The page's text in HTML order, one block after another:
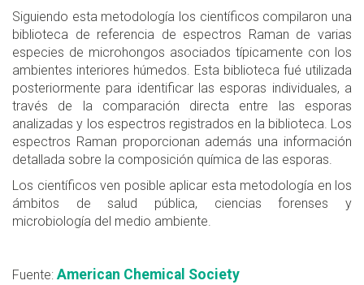
Siguiendo esta metodología los científicos compilaron una
biblioteca de referencia de espectros Raman de varias
especies de microhongos asociados típicamente con los
ambientes interiores húmedos. Esta biblioteca fué utilizada
posteriormente para identificar las esporas individuales, a
través de la comparación directa entre las esporas
analizadas y los espectros registrados en la biblioteca. Los
espectros Raman proporcionan además una información
detallada sobre la composición química de las esporas.
Los científicos ven posible aplicar esta metodología en los
ámbitos de salud pública, ciencias forenses y
microbiología del medio ambiente.
Fuente: American Chemical Society